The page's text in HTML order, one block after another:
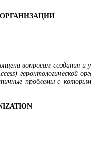
вопросам создания и
геронтологической
проблемы с